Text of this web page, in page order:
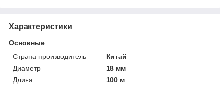
Характеристики
Основные
Страна производитель
Китай
Диаметр
18 мм
Длина
100 м